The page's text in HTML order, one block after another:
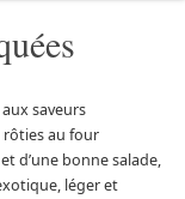
saveurs
rôties au four
d’une bonne salade,
léger et